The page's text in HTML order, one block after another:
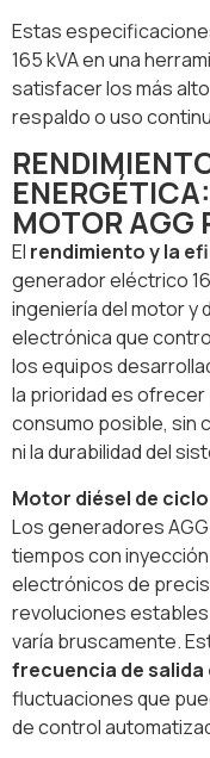
Estas
165 kVA en una
satisfacer los más
respaldo o uso
MOTOR AGG
El rendimiento y la
generador eléctrico
ingeniería del motor y
electrónica que
los equipos
la prioridad es
consumo posible, sin
ni la durabilidad del
Motor diésel de
Los generadores
tiempos con
electrónicos de
revoluciones estables
varía bruscamente.
frecuencia de
fluctuaciones que
de control